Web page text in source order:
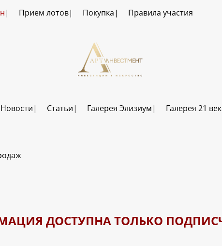
Прием лотов Покупка Правила участия
Новости Статьи Галерея Элизиум Галерея 21 век
ДОСТУПНА ТОЛЬКО